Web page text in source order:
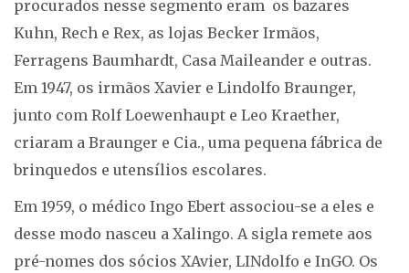
procurados nesse segmento eram os bazares
Kuhn, Rech e Rex, as lojas Becker Irmãos,
Ferragens Baumhardt, Casa Maileander e outras.
Em 1947, os irmãos Xavier e Lindolfo Braunger,
junto com Rolf Loewenhaupt e Leo Kraether,
criaram a Braunger e Cia., uma pequena fábrica de
brinquedos e utensílios escolares.
Em 1959, o médico Ingo Ebert associou-se a eles e
desse modo nasceu a Xalingo. A sigla remete aos
pré-nomes dos sócios XAvier, LINdolfo e InGO. Os